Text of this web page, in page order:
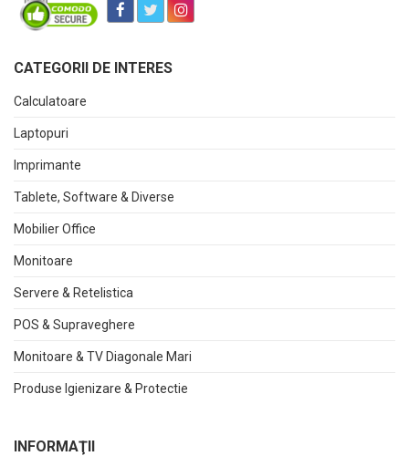
CATEGORII DE INTERES
Calculatoare
Laptopuri
Imprimante
Tablete, Software & Diverse
Mobilier Office
Monitoare
Servere & Retelistica
POS & Supraveghere
Monitoare & TV Diagonale Mari
Produse Igienizare & Protectie
INFORMAŢII